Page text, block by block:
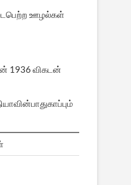
ஊழல்கள்
1936 விகடன்